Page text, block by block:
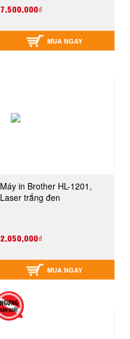
7,500,000₫
MUA NGAY
Máy in Brother HL-1201,
Laser trắng đen
2,050,000₫
MUA NGAY